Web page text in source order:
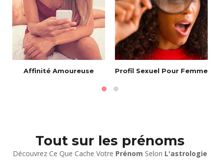
Affinité Amoureuse Profil Sexuel Pour Femme
Tout sur les prénoms
Découvrez Ce Que Cache Votre Prénom Selon L'astrologie